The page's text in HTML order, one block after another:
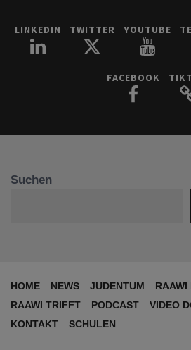
LINKEDIN TWITTER YOUTUBE
FACEBOOK
Suchen
HOME NEWS JUDENTUM
RAAWI
RAAWI TRIFFT
PODCAST VIDEO
KONTAKT
SCHULEN